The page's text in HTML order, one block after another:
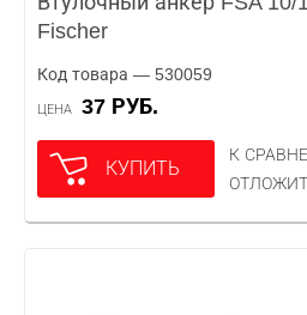
Fischer
Код товара — 530059
ЦЕНА 37 РУБ.
КУПИТЬ
К